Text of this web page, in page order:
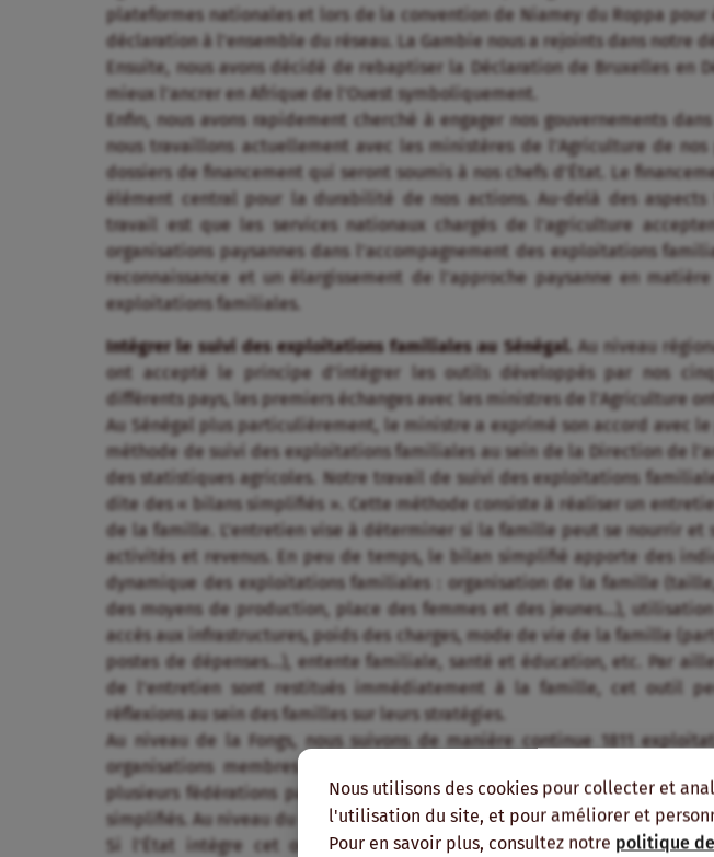
Nous utilisons des cookies pour collecter et
l'utilisation du site, et pour améliorer et
Pour en savoir plus, consultez notre politique
plateformes nationales et lors de la convention de Niamey du Roppa pour
déclaration à l’ensemble du réseau. La Gambie nous a rejoints dans notre
Ensuite, nous avons décidé de rebaptiser la Déclaration de Bruxelles en
mieux l’ancrer en Afrique de l’Ouest symboliquement.
Enfin, nous avons rapidement cherché à engager nos gouvernements
nous travaillons actuellement avec les ministères de l’Agriculture de nos
dossiers de financement qui seront soumis à nos chefs d’État. Le
élément central pour la durabilité de nos actions. Au-delà des aspects
travail est que les services nationaux chargés de l’agriculture
organisations paysannes dans l’accompagnement des exploitations
reconnaissance et un élargissement de l’approche paysanne en matière
exploitations familiales.
Intégrer le suivi des exploitations familiales au Sénégal. Au niveau
ont accepté le principe d’intégrer les outils développés par nos
différents pays, les premiers échanges avec les ministres de l’Agriculture
Au Sénégal plus particulièrement, le ministre a exprimé son accord avec
méthode de suivi des exploitations familiales au sein de la Direction de
des statistiques agricoles. Notre travail de suivi des exploitations
dite des « bilans simplifiés ». Cette méthode consiste à réaliser un
de la famille. L’entretien vise à déterminer si la famille peut se nourrir et
activités et revenus. En peu de temps, le bilan simplifié apporte des
dynamique des exploitations familiales : organisation de la famille
des moyens de production, place des femmes et des jeunes…),
accès aux infrastructures, poids des charges, mode de vie de la famille
postes de dépenses…), entente familiale, santé et éducation, etc. Par
de l’entretien sont restitués immédiatement à la famille, cet outil
réflexions au sein des familles sur leurs stratégies.
Au niveau de la Fongs, nous suivons de manière continue 1811
organisations membres du Conseil national de coordination des ruraux
plusieurs fédérations paysannes sénégalaises dont la Fongs, ont adopté
simplifiés. Au niveau du CNCR, ce sont 2000 exploitations familiales qui sont
Si l’État intègre cet outil, cela nous permettra d’avoir des